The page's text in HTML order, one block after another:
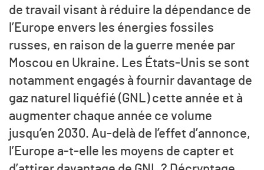
de travail visant à réduire la dépendance de
l’Europe envers les énergies fossiles
russes, en raison de la guerre menée par
Moscou en Ukraine. Les États-Unis se sont
notamment engagés à fournir davantage de
gaz naturel liquéfié (GNL) cette année et à
augmenter chaque année ce volume
jusqu’en 2030. Au-delà de l’effet d’annonce,
l’Europe a-t-elle les moyens de capter et